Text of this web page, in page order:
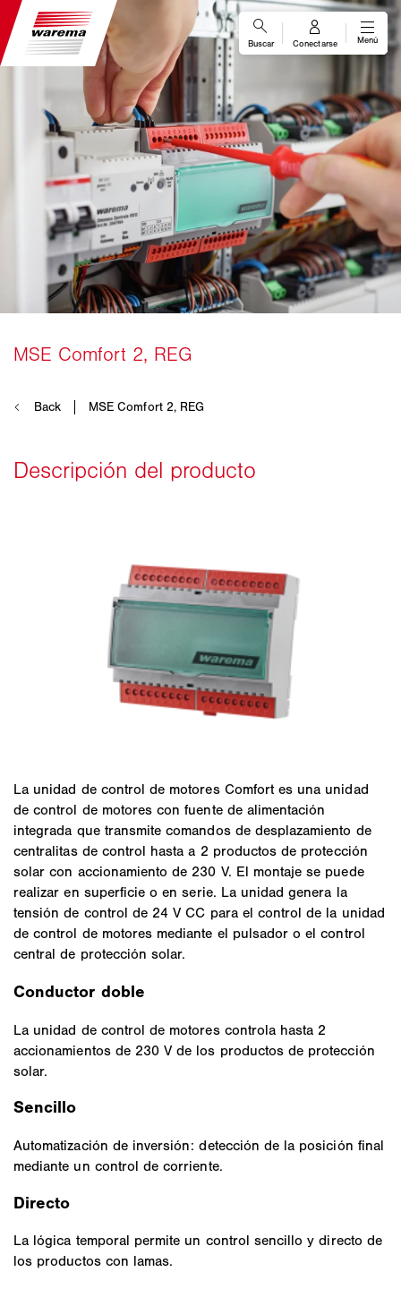
La unidad de control de motores Comfort es una unidad
de control de motores con fuente de alimentación
integrada que transmite comandos de desplazamiento de
centralitas de control hasta a 2 productos de protección
solar con accionamiento de 230 V. El montaje se puede
realizar en superficie o en serie. La unidad genera la
tensión de control de 24 V CC para el control de la unidad
de control de motores mediante el pulsador o el control
central de protección solar.
Conductor doble
La unidad de control de motores controla hasta 2
accionamientos de 230 V de los productos de protección
solar.
Sencillo
Automatización de inversión: detección de la posición final
mediante un control de corriente.
Directo
La lógica temporal permite un control sencillo y directo de
los productos con lamas.